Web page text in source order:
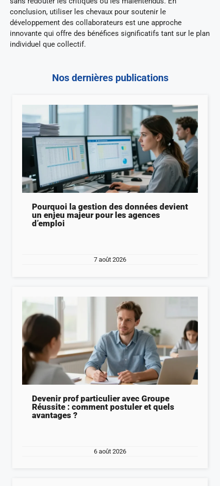
conclusion, utiliser les chevaux pour soutenir le
développement des collaborateurs est une approche
innovante qui offre des bénéfices significatifs tant sur le plan
individuel que collectif.
Nos dernières publications
Pourquoi la gestion des données devient
un enjeu majeur pour les agences
d’emploi
7 août 2026
Devenir prof particulier avec Groupe
Réussite : comment postuler et quels
avantages ?
6 août 2026